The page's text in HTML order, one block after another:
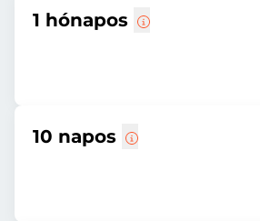
1 hónapos
10 napos